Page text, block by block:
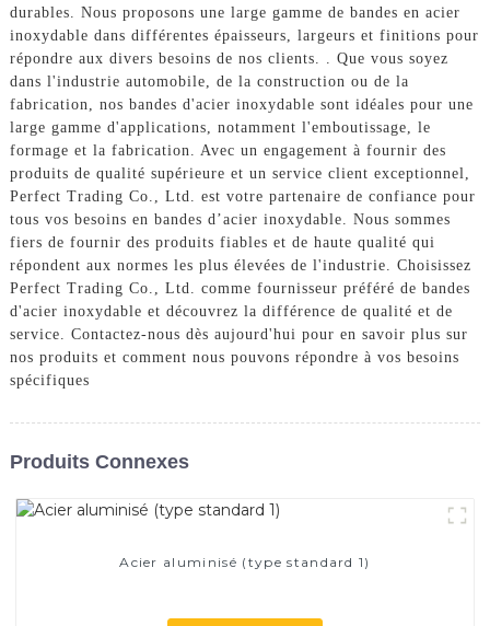
durables. Nous proposons une large gamme de bandes en acier
inoxydable dans différentes épaisseurs, largeurs et finitions pour
répondre aux divers besoins de nos clients. . Que vous soyez
dans l'industrie automobile, de la construction ou de la
fabrication, nos bandes d'acier inoxydable sont idéales pour une
large gamme d'applications, notamment l'emboutissage, le
formage et la fabrication. Avec un engagement à fournir des
produits de qualité supérieure et un service client exceptionnel,
Perfect Trading Co., Ltd. est votre partenaire de confiance pour
tous vos besoins en bandes d’acier inoxydable. Nous sommes
fiers de fournir des produits fiables et de haute qualité qui
répondent aux normes les plus élevées de l'industrie. Choisissez
Perfect Trading Co., Ltd. comme fournisseur préféré de bandes
d'acier inoxydable et découvrez la différence de qualité et de
service. Contactez-nous dès aujourd'hui pour en savoir plus sur
nos produits et comment nous pouvons répondre à vos besoins
spécifiques
Produits Connexes
Acier aluminisé (type standard 1)